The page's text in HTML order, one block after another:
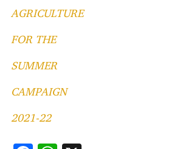
AGRICULTURE
FOR THE
SUMMER
CAMPAIGN
2021-22